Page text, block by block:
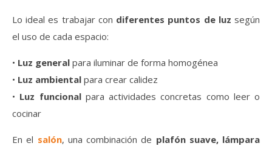
Lo ideal es trabajar con diferentes puntos de luz según
el uso de cada espacio:
• Luz general para iluminar de forma homogénea
• Luz ambiental para crear calidez
• Luz funcionalpara actividades concretas como leer o
cocinar
En el salón, una combinación de plafón suave, lámpara